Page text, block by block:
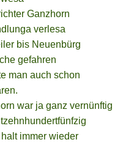
Ganzhorn
verlesa
bis Neuenbürg
gefahren
man auch schon
war ja ganz vernünftig
immer wieder